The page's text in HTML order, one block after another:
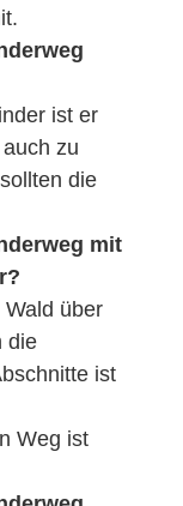
ist er
zu
die
mit
über
die
ist
Weg ist